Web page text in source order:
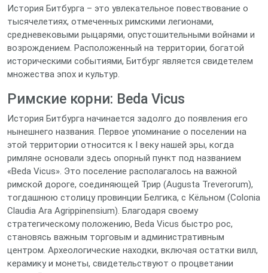
История Битбурга – это увлекательное повествование о
тысячелетиях, отмеченных римскими легионами,
средневековыми рыцарями, опустошительными войнами и
возрождением. Расположенный на территории, богатой
историческими событиями, Битбург является свидетелем
множества эпох и культур.
Римские корни: Beda Vicus
История Битбурга начинается задолго до появления его
нынешнего названия. Первое упоминание о поселении на
этой территории относится к I веку нашей эры, когда
римляне основали здесь опорный пункт под названием
«Beda Vicus». Это поселение располагалось на важной
римской дороге, соединяющей Трир (Augusta Treverorum),
тогдашнюю столицу провинции Белгика, с Кёльном (Colonia
Claudia Ara Agrippinensium). Благодаря своему
стратегическому положению, Beda Vicus быстро рос,
становясь важным торговым и административным
центром. Археологические находки, включая остатки вилл,
керамику и монеты, свидетельствуют о процветании